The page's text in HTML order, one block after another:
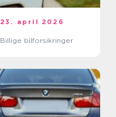
23. april 2026
Billige bilforsikringer